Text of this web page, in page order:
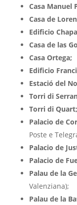
Casa Manuel
Casa de
Edificio
Casa de las
Casa Ortega;
Edificio
Estació del
Torri di
Torri di Quart;
Palacio de
Poste e
Palacio de
Palacio de
Palau de la
Valenziana);
Palau de la